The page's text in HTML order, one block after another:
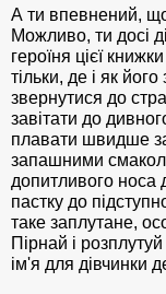
А ти впевнений, що
Можливо, ти досі
героїня цієї
тільки, де і як
звернутися до
завітати до
плавати швидше
запашними
допитливого носа
пастку до
таке заплутане,
Пірнай і
ім'я для дівчинки